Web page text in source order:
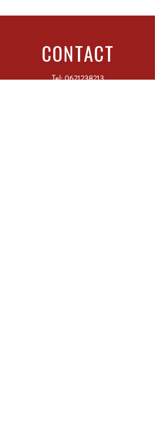
CONTACT
Tel:0621238213